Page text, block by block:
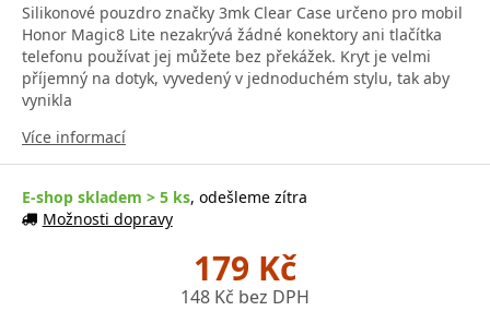
Silikonové pouzdro značky 3mk Clear Case určeno pro mobil
Honor Magic8 Lite nezakrývá žádné konektory ani tlačítka
telefonu používat jej můžete bez překážek. Kryt je velmi
příjemný na dotyk, vyvedený v jednoduchém stylu, tak aby
vynikla
Více informací
E-shop skladem > 5 ks, odešleme zítra
Možnosti dopravy
179 Kč
148 Kč bez DPH